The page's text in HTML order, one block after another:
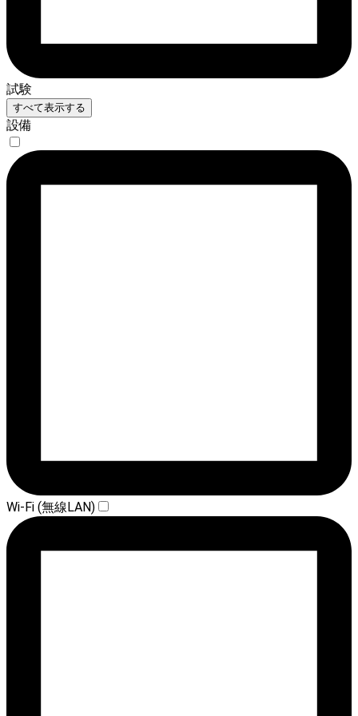
試験
すべて表示する
設備
Wi-Fi (無線LAN)